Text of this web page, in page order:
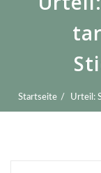
Startseite Urteil: